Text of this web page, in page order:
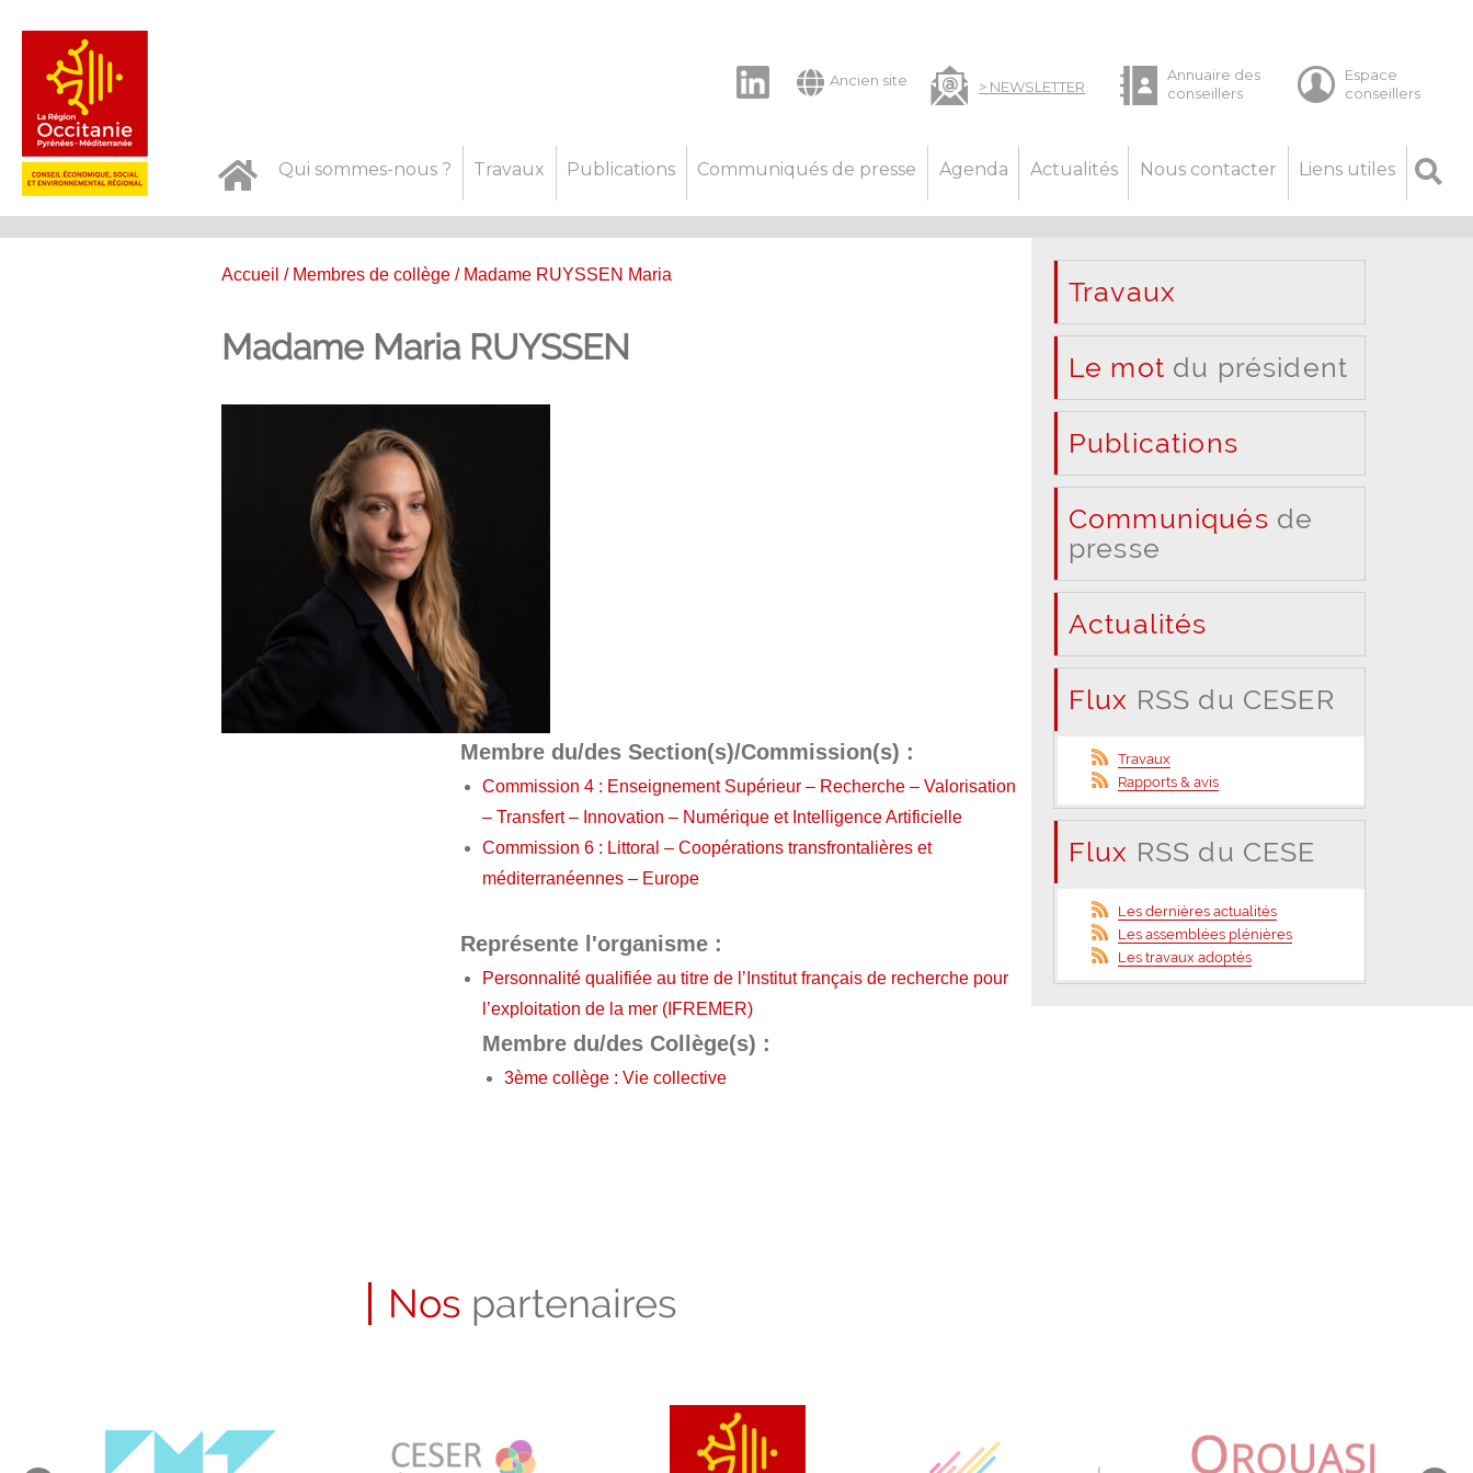
Ancien site
Qui sommes-nous ? Travaux Publications Communiqués de presse Agenda Actualités Nous contacter Liens utiles
Accueil / Membres de collège/ Madame RUYSSEN Maria
Madame Maria RUYSSEN
Membre du/des Section(s)/Commission(s) :
Commission 4 : Enseignement Supérieur – Recherche – Valorisation
– Transfert – Innovation – Numérique et Intelligence Artificielle
Commission 6 : Littoral – Coopérations transfrontalières et
méditerranéennes – Europe
Représente l'organisme :
Personnalité qualifiée au titre de l’Institut français de recherche pour
l’exploitation de la mer (IFREMER)
Membre du/des Collège(s) :
3ème collège : Vie collective
Travaux
Le mot du président
Publications
Communiqués de
presse
Actualités
Flux RSS du CESER
Travaux
Rapports & avis
Flux RSS du CESE
Les dernières actualités
Les assemblées plénières
Les travaux adoptés
Nos partenaires